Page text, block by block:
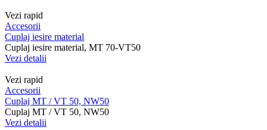
Vezi rapid
Accesorii
Cuplaj iesire material
Cuplaj iesire material, MT 70-VT50
Vezi detalii
Vezi rapid
Accesorii
Cuplaj MT / VT 50, NW50
Cuplaj MT / VT 50, NW50
Vezi detalii